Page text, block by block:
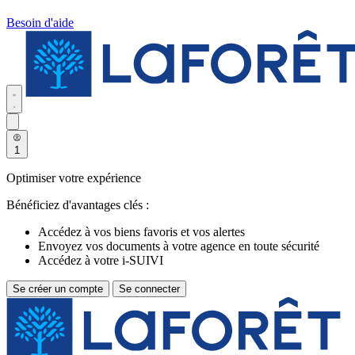
Besoin d'aide
1
Optimiser votre expérience
Bénéficiez d'avantages clés :
Accédez à vos biens favoris et vos alertes
Envoyez vos documents à votre agence en toute sécurité
Accédez à votre i-SUIVI
Se créer un compte Se connecter